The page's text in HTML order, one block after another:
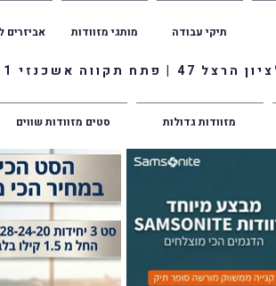
אביזרים מותגי מזוודות תיקי עבודה
סטים מזוודות שווים מזוודות גדולות